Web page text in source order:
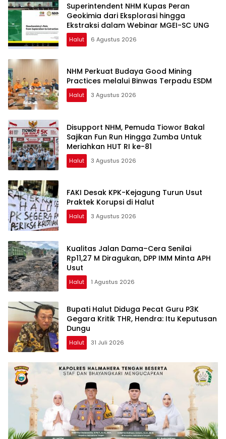
Superintendent NHM Kupas Peran
Geokimia dari Eksplorasi hingga
Ekstraksi dalam Webinar MGEI-SC UNG
Halut 6 Agustus 2026
NHM Perkuat Budaya Good Mining
Practices melalui Binwas Terpadu ESDM
Halut 3 Agustus 2026
Disupport NHM, Pemuda Tiowor Bakal
Sajikan Fun Run Hingga Zumba Untuk
Meriahkan HUT RI ke-81
Halut 3 Agustus 2026
FAKI Desak KPK-Kejagung Turun Usut
Praktek Korupsi di Halut
Halut 3 Agustus 2026
Kualitas Jalan Dama–Cera Senilai
Rp11,27 M Diragukan, DPP IMM Minta APH
Usut
Halut 1 Agustus 2026
Bupati Halut Diduga Pecat Guru P3K
Gegara Kritik THR, Hendra: Itu Keputusan
Dungu
Halut 31 Juli 2026